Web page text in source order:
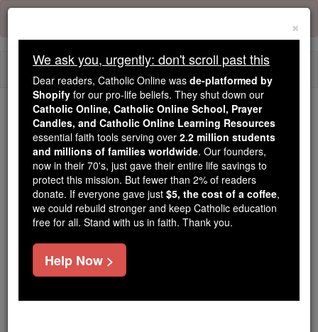
Skip
content
Because of You, 2.2 Million
Students Are Being Formed in the
Faith
Because of generous supporters like you,
Catholic Online School has already delivered
free, faithful Catholic education to over 2.2
million students across 193 countries. In an age
of noise and algorithms, you are helping form
souls with truth, prayer, Scripture, and Christ.
If everyone who reads this gave just $5 — the
×
We ask you, urgently: don't scroll past this
Dear readers, Catholic Online was de-platformed by
Shopify for our pro-life beliefs. They shut down our
Catholic Online, Catholic Online School, Prayer
Candles, and Catholic Online Learning Resources
essential faith tools serving over 2.2 million students
and millions of families worldwide. Our founders,
now in their 70's, just gave their entire life savings to
protect this mission. But fewer than 2% of readers
donate. If everyone gave just $5, the cost of a coffee,
we could rebuild stronger and keep Catholic education
free for all. Stand with us in faith. Thank you.
Help Now >